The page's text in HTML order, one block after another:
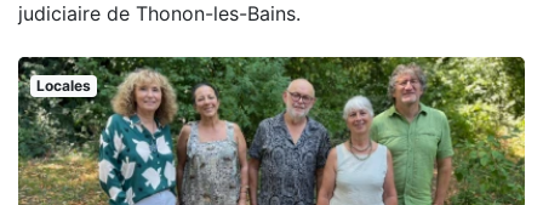
judiciaire de Thonon-les-Bains.
Locales